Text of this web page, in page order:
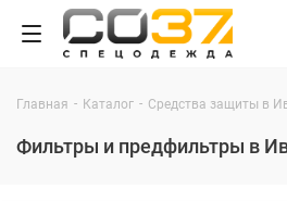
Главная - Каталог - Средства защиты в
Фильтры и предфильтры в